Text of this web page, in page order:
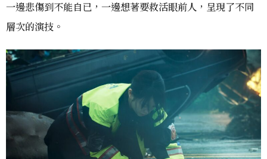
一邊悲傷到不能自已，一邊想著要救活眼前人，呈現了不同
層次的演技。